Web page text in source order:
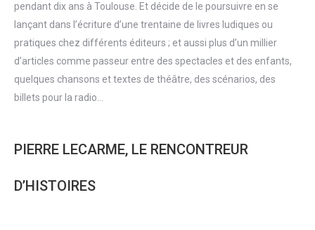
pendant dix ans à Toulouse. Et décide de le poursuivre en se
lançant dans l’écriture d’une trentaine de livres ludiques ou
pratiques chez différents éditeurs ; et aussi plus d’un millier
d’articles comme passeur entre des spectacles et des enfants,
quelques chansons et textes de théâtre, des scénarios, des
billets pour la radio…
PIERRE LECARME, LE RENCONTREUR
D’HISTOIRES